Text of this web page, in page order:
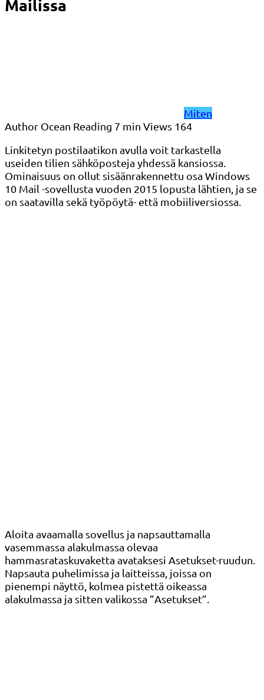
Mailissa
Miten
Author Ocean Reading 7 min Views 164
Linkitetyn postilaatikon avulla voit tarkastella
useiden tilien sähköposteja yhdessä kansiossa.
Ominaisuus on ollut sisäänrakennettu osa Windows
10 Mail -sovellusta vuoden 2015 lopusta lähtien, ja se
on saatavilla sekä työpöytä- että mobiiliversiossa.
Aloita avaamalla sovellus ja napsauttamalla
vasemmassa alakulmassa olevaa
hammasrataskuvaketta avataksesi Asetukset-ruudun.
Napsauta puhelimissa ja laitteissa, joissa on
pienempi näyttö, kolmea pistettä oikeassa
alakulmassa ja sitten valikossa ”Asetukset”.